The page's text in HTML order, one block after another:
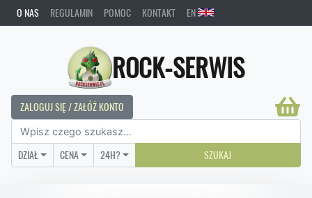
O NAS REGULAMIN POMOC KONTAKT EN
ROCK-SERWIS
ZALOGUJ SIĘ / ZAŁÓŻ KONTO
DZIAŁ CENA 24H? SZUKAJ